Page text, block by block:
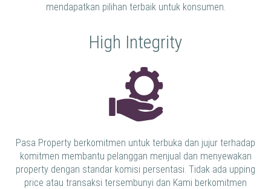
mendapatkan pilihan terbaik untuk konsumen.
High Integrity
Pasa Property berkomitmen untuk terbuka dan jujur terhadap
komitmen membantu pelanggan menjual dan menyewakan
property dengan standar komisi persentasi. Tidak ada upping
price atau transaksi tersembunyi dan Kami berkomitmen